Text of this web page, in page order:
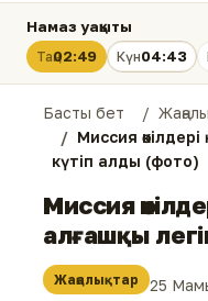
Намаз уақыты
Таң02:49 Күн04:43
Басты бет
Миссия
күтіп алды (фото)
Миссия
алғашқы
Жаңалықтар 25